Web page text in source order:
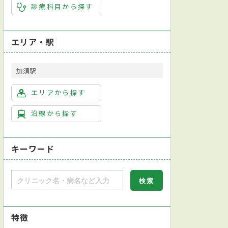
診療科目から探す
エリア・駅
加須駅
エリアから探す
沿線から探す
キーワード
特徴